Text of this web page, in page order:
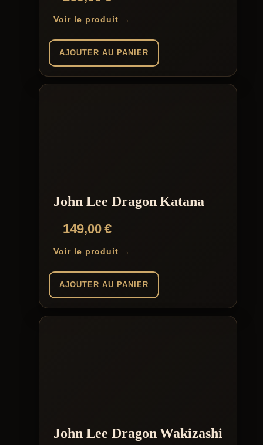
Voir le produit →
AJOUTER AU PANIER
John Lee Dragon Katana
149,00€
Voir le produit →
AJOUTER AU PANIER
John Lee Dragon Wakizashi